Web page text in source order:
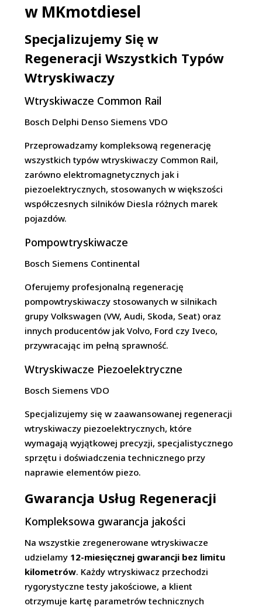
w MKmotdiesel
Specjalizujemy Się w
Regeneracji Wszystkich Typów
Wtryskiwaczy
Wtryskiwacze Common Rail
Bosch Delphi Denso Siemens VDO
Przeprowadzamy kompleksową regenerację
wszystkich typów wtryskiwaczy Common Rail,
zarówno elektromagnetycznych jak i
piezoelektrycznych, stosowanych w większości
współczesnych silników Diesla różnych marek
pojazdów.
Pompowtryskiwacze
Bosch Siemens Continental
Oferujemy profesjonalną regenerację
pompowtryskiwaczy stosowanych w silnikach
grupy Volkswagen (VW, Audi, Skoda, Seat) oraz
innych producentów jak Volvo, Ford czy Iveco,
przywracając im pełną sprawność.
Wtryskiwacze Piezoelektryczne
Bosch Siemens VDO
Specjalizujemy się w zaawansowanej regeneracji
wtryskiwaczy piezoelektrycznych, które
wymagają wyjątkowej precyzji, specjalistycznego
sprzętu i doświadczenia technicznego przy
naprawie elementów piezo.
Gwarancja Usług Regeneracji
Kompleksowa gwarancja jakości
Na wszystkie zregenerowane wtryskiwacze
udzielamy 12-miesięcznej gwarancji bez limitu
kilometrów. Każdy wtryskiwacz przechodzi
rygorystyczne testy jakościowe, a klient
otrzymuje kartę parametrów technicznych